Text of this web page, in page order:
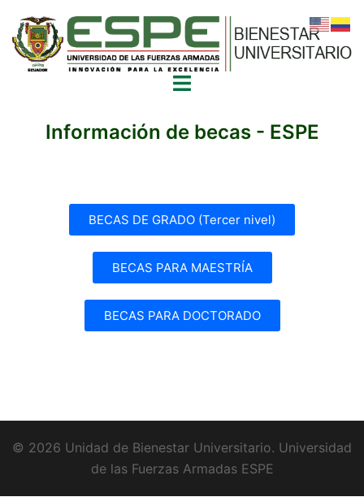
Información de becas - ESPE
BECAS DE GRADO (Tercer nivel)
BECAS PARA MAESTRÍA
BECAS PARA DOCTORADO
© 2026 Unidad de Bienestar Universitario. Universidad
de las Fuerzas Armadas ESPE